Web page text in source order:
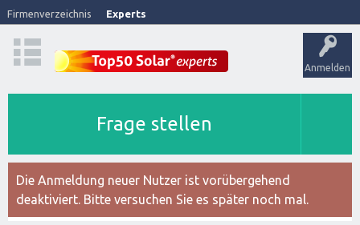
Firmenverzeichnis Experts
Anmelden
Frage stellen
Die Anmeldung neuer Nutzer ist vorübergehend
deaktiviert. Bitte versuchen Sie es später noch mal.